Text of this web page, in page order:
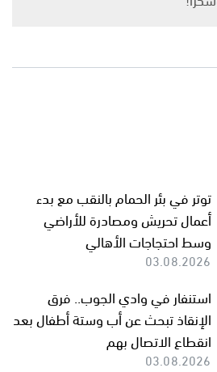
توتر في بئر الحمام بالنقب مع بدء
أعمال تحريش ومصادرة للأراضي
وسط احتجاجات الأهالي
03.08.2026
استنفار في وادي الجوب.. فرق
الإنقاذ تبحث عن أب وستة أطفال بعد
انقطاع الاتصال بهم
03.08.2026